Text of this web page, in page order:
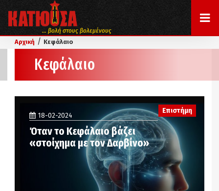
... βολή στους βολεμένους
Αρχική / Κεφάλαιο
Κεφάλαιο
Επιστήμη
18-02-2024
Όταν το Κεφάλαιο βάζει
«στοίχημα με τον Δαρβίνο»